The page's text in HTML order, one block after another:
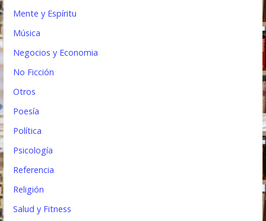
Mente y Espíritu
Música
Negocios y Economia
No Ficción
Otros
Poesía
Política
Psicología
Referencia
Religión
Salud y Fitness